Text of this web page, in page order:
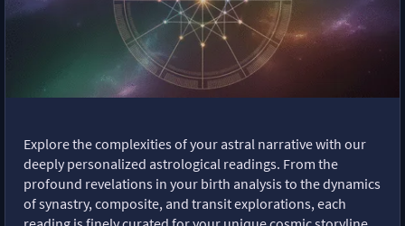
Explore the complexities of your astral narrative with our
deeply personalized astrological readings. From the
profound revelations in your birth analysis to the dynamics
of synastry, composite, and transit explorations, each